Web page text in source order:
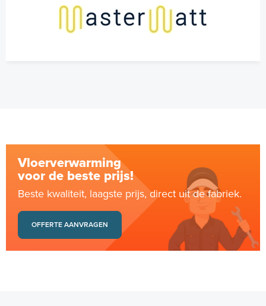
Vloerverwarming
voor de beste prijs!
Beste kwaliteit, laagste prijs, direct uit de fabriek.
OFFERTE AANVRAGEN